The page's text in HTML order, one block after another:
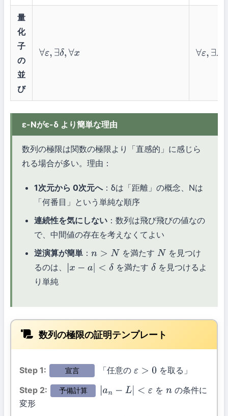
量
化
子
の
並
び
∀ε,∃δ,∀ x ∀ε,∃N
ε-Nがε-δ より簡単な理由
数列の極限は関数の極限より「直感的」に感じら
れる場合が多い。理由：
1次元から 0次元へ：δは「距離」の概念、Nは
「何番目」という単純な順序
連続性を気にしない ：数列は飛び飛びの値なの
で、中間値の存在を考えなくてよい
逆演算が簡単 ：n>N を満たす N
を見つけ
るのは、
x−a| <δ を満たすδを見つけるよ
り単純
数列の極限の証明テンプレート
Step 1: 宣言 「任意の ε>0
を取る」
Step 2:
予備計算 an−L| <ε をn の条件に
変形